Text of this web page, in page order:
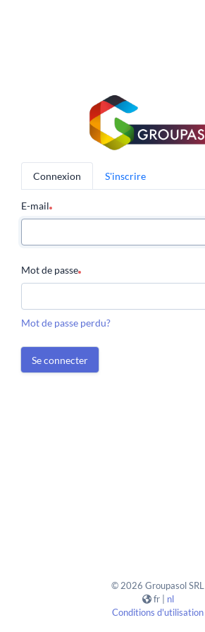
Connexion S'inscrire
E-mail
Mot de passe
Mot de passe perdu?
Se connecter
© 2026 Groupasol SRL
fr | nl
Conditions d'utilisation